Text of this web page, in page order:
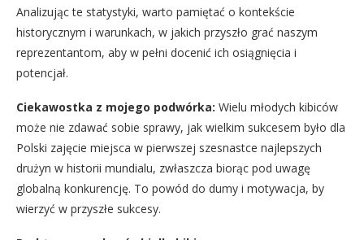
Analizując te statystyki, warto pamiętać o kontekście
historycznym i warunkach, w jakich przyszło grać naszym
reprezentantom, aby w pełni docenić ich osiągnięcia i
potencjał.
Ciekawostka z mojego podwórka: Wielu młodych kibiców
może nie zdawać sobie sprawy, jak wielkim sukcesem było dla
Polski zajęcie miejsca w pierwszej szesnastce najlepszych
drużyn w historii mundialu, zwłaszcza biorąc pod uwagę
globalną konkurencję. To powód do dumy i motywacja, by
wierzyć w przyszłe sukcesy.